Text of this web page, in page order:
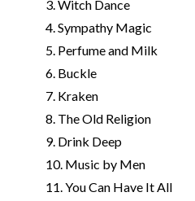
3. Witch Dance
4. Sympathy Magic
5. Perfume and Milk
6. Buckle
7. Kraken
8. The Old Religion
9. Drink Deep
10. Music by Men
11. You Can Have It All